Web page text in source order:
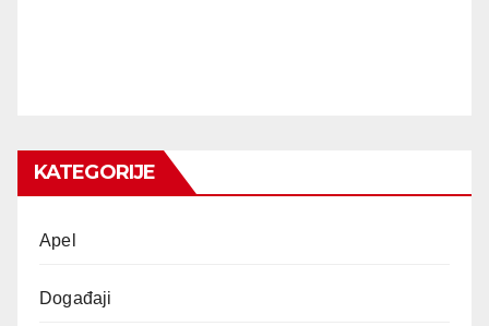
KATEGORIJE
Apel
Događaji